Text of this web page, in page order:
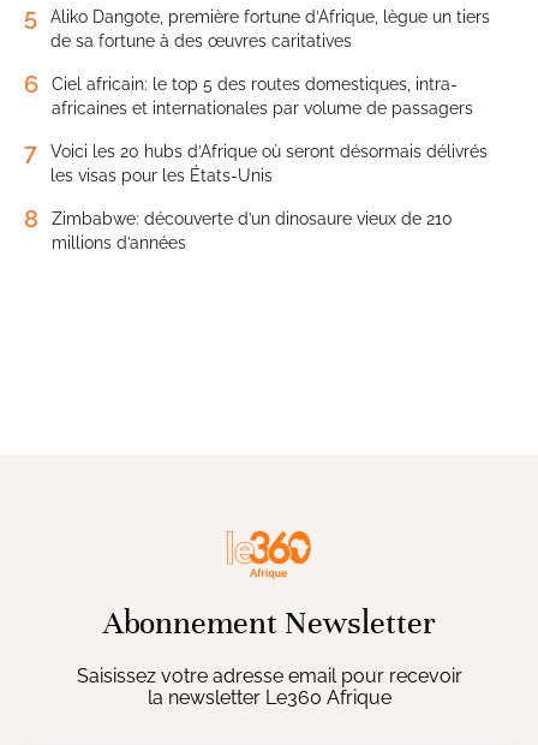
5
Aliko Dangote, première fortune d’Afrique, lègue un tiers
de sa fortune à des œuvres caritatives
6
Ciel africain: le top 5 des routes domestiques, intra-
africaines et internationales par volume de passagers
7
Voici les 20 hubs d’Afrique où seront désormais délivrés
les visas pour les États-Unis
8
Zimbabwe: découverte d’un dinosaure vieux de 210
millions d’années
Abonnement Newsletter
Saisissez votre adresse email pour recevoir
la newsletter Le360 Afrique